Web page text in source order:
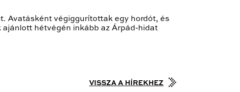
Avatásként végiggurítottak egy hordót, és
hétvégén inkább az Árpád-hidat
VISSZA A HÍREKHEZ